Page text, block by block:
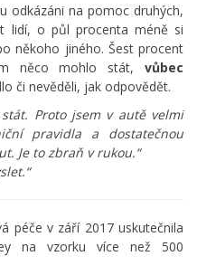
odkázáni na pomoc druhých,
lidí, o půl procenta méně si
někoho jiného. Šest procent
něco mohlo stát, vůbec
či nevěděli, jak odpovědět.
Proto jsem v autě velmi
pravidla a dostatečnou
Je to zbraň v rukou.“
péče v září 2017 uskutečnila
na vzorku více než 500